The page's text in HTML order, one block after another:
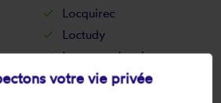
Locquirec
Loctudy
Logonna-daoulas
Loperhet
votre vie privée